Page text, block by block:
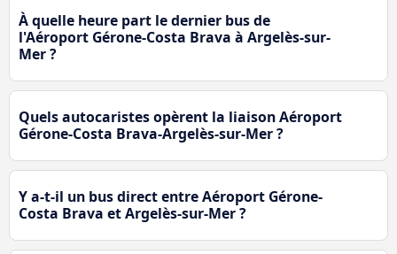
À quelle heure part le dernier bus de
l'Aéroport Gérone-Costa Brava à Argelès-sur-
Mer ?
Quels autocaristes opèrent la liaison Aéroport
Gérone-Costa Brava-Argelès-sur-Mer ?
Y a-t-il un bus direct entre Aéroport Gérone-
Costa Brava et Argelès-sur-Mer ?